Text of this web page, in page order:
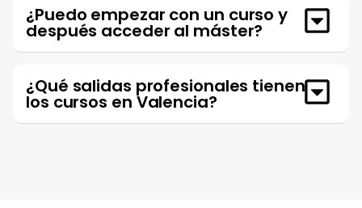
¿Puedo empezar con un curso y
después acceder al máster?
¿Qué salidas profesionales tienen
los cursos en Valencia?